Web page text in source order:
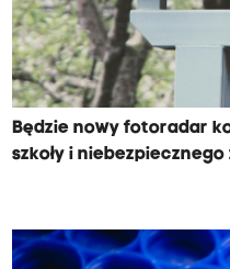
Będzie nowy fotoradar
szkoły i